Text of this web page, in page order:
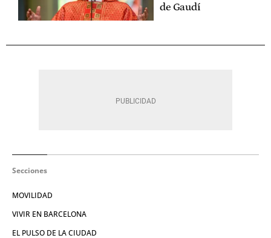
de Gaudí
Secciones
MOVILIDAD
VIVIR EN BARCELONA
EL PULSO DE LA CIUDAD